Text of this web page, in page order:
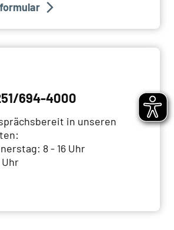
694-4000
in unseren
8 - 16 Uhr
Uhr